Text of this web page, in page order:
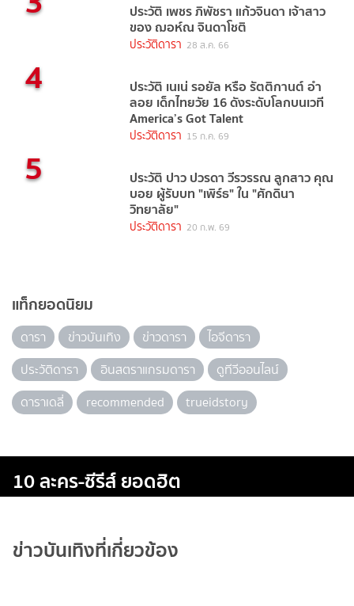
ประวัติ เพชร ภิพัชรา แก้วจินดา เจ้าสาว
ของ ฌอห์ณ จินดาโชติ
ประวัติดารา 28 ส.ค. 66
4 ประวัติ เนเน่ รอยัล หรือ รัตติกานต์ อำ
ลอย เด็กไทยวัย 16 ดังระดับโลกบนเวที
America’s Got Talent
ประวัติดารา 15 ก.ค. 69
5 ประวัติ ปาว ปวรดา วีรวรรณ ลูกสาว คุณ
บอย ผู้รับบท "เพิร์ธ" ใน "ศักดินา
วิทยาลัย"
ประวัติดารา 20 ก.พ. 69
แท็กยอดนิยม
ดารา ข่าวบันเทิง ข่าวดารา
ไอจีดารา
ประวัติดารา
อินสตราแกรมดารา
ดูทีวีออนไลน์
ดาราเดลี่
recommended trueidstory
10 ละคร-ซีรีส์ ยอดฮิต
ข่าวบันเทิงที่เกี่ยวข้อง